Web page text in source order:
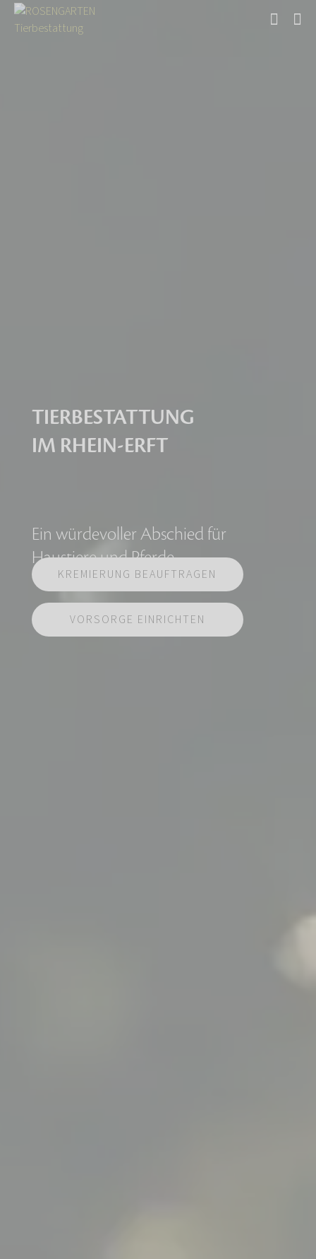
TIERBESTATTUNG
IM RHEIN-ERFT
Ein würdevoller Abschied für
Haustiere und Pferde
KREMIERUNG BEAUFTRAGEN
VORSORGE EINRICHTEN